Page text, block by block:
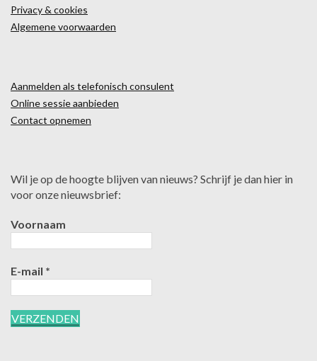
Privacy & cookies
Algemene voorwaarden
Aanmelden als telefonisch consulent
Online sessie aanbieden
Contact opnemen
Wil je op de hoogte blijven van nieuws? Schrijf je dan hier in
voor onze nieuwsbrief:
Voornaam
E-mail *